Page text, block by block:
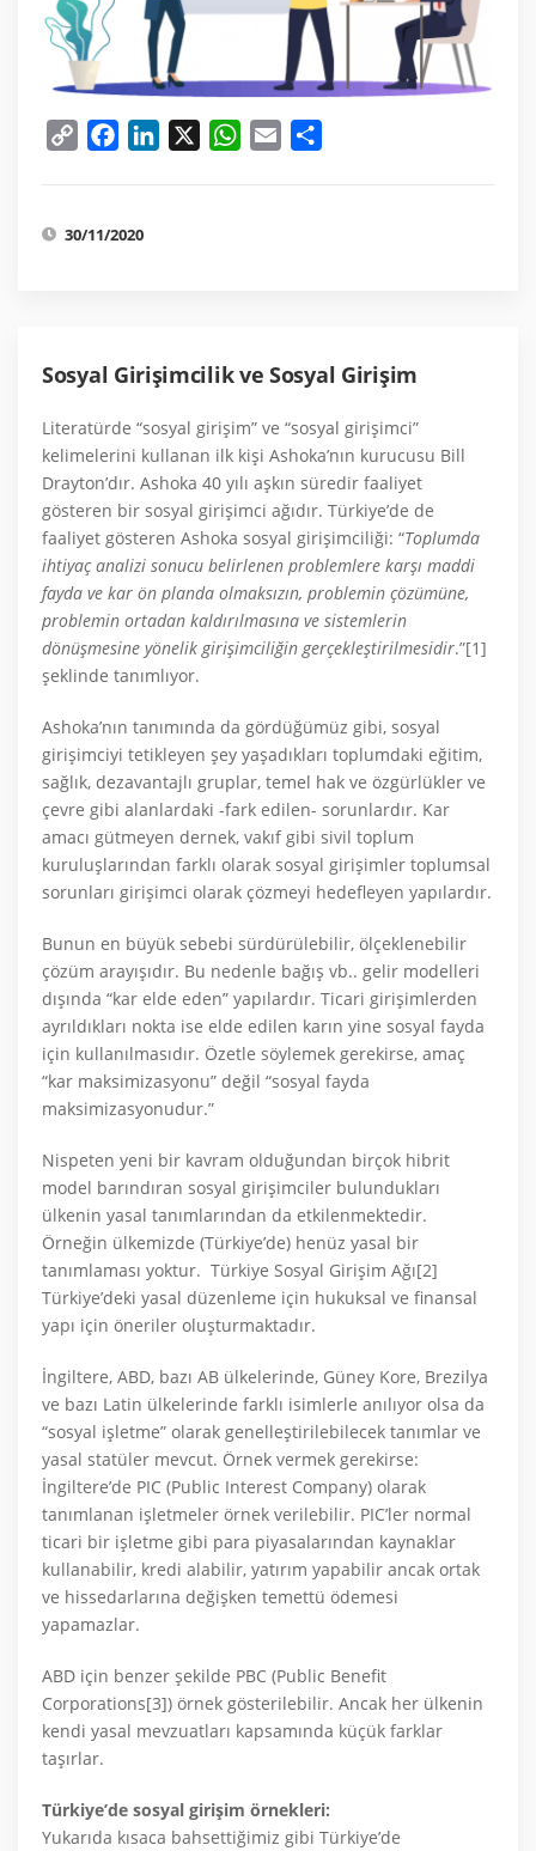
Copy
FacebookLinkedIn WhatsApp
Email
30/11/2020
Sosyal Girişimcilik ve Sosyal Girişim
Literatürde “sosyal girişim” ve “sosyal girişimci”
kelimelerini kullanan ilk kişi Ashoka’nın kurucusu Bill
Drayton’dır. Ashoka 40 yılı aşkın süredir faaliyet
gösteren bir sosyal girişimci ağıdır. Türkiye’de de
faaliyet gösteren Ashoka sosyal girişimciliği: “Toplumda
ihtiyaç analizi sonucu belirlenen problemlere karşı maddi
fayda ve kar ön planda olmaksızın, problemin çözümüne,
problemin ortadan kaldırılmasına ve sistemlerin
dönüşmesine yönelik girişimciliğin gerçekleştirilmesidir.”[1]
şeklinde tanımlıyor.
Ashoka’nın tanımında da gördüğümüz gibi, sosyal
girişimciyi tetikleyen şey yaşadıkları toplumdaki eğitim,
sağlık, dezavantajlı gruplar, temel hak ve özgürlükler ve
çevre gibi alanlardaki -fark edilen- sorunlardır. Kar
amacı gütmeyen dernek, vakıf gibi sivil toplum
kuruluşlarından farklı olarak sosyal girişimler toplumsal
sorunları girişimci olarak çözmeyi hedefleyen yapılardır.
Bunun en büyük sebebi sürdürülebilir, ölçeklenebilir
çözüm arayışıdır. Bu nedenle bağış vb.. gelir modelleri
dışında “kar elde eden” yapılardır. Ticari girişimlerden
ayrıldıkları nokta ise elde edilen karın yine sosyal fayda
için kullanılmasıdır. Özetle söylemek gerekirse, amaç
“kar maksimizasyonu” değil “sosyal fayda
maksimizasyonudur.”
Nispeten yeni bir kavram olduğundan birçok hibrit
model barındıran sosyal girişimciler bulundukları
ülkenin yasal tanımlarından da etkilenmektedir.
Örneğin ülkemizde (Türkiye’de) henüz yasal bir
tanımlaması yoktur. Türkiye Sosyal Girişim Ağı[2]
Türkiye’deki yasal düzenleme için hukuksal ve finansal
yapı için öneriler oluşturmaktadır.
İngiltere, ABD, bazı AB ülkelerinde, Güney Kore, Brezilya
ve bazı Latin ülkelerinde farklı isimlerle anılıyor olsa da
“sosyal işletme” olarak genelleştirilebilecek tanımlar ve
yasal statüler mevcut. Örnek vermek gerekirse:
İngiltere’de PIC (Public Interest Company) olarak
tanımlanan işletmeler örnek verilebilir. PIC’ler normal
ticari bir işletme gibi para piyasalarından kaynaklar
kullanabilir, kredi alabilir, yatırım yapabilir ancak ortak
ve hissedarlarına değişken temettü ödemesi
yapamazlar.
ABD için benzer şekilde PBC (Public Benefit
Corporations[3]) örnek gösterilebilir. Ancak her ülkenin
kendi yasal mevzuatları kapsamında küçük farklar
taşırlar.
Türkiye’de sosyal girişim örnekleri:
Yukarıda kısaca bahsettiğimiz gibi Türkiye’de